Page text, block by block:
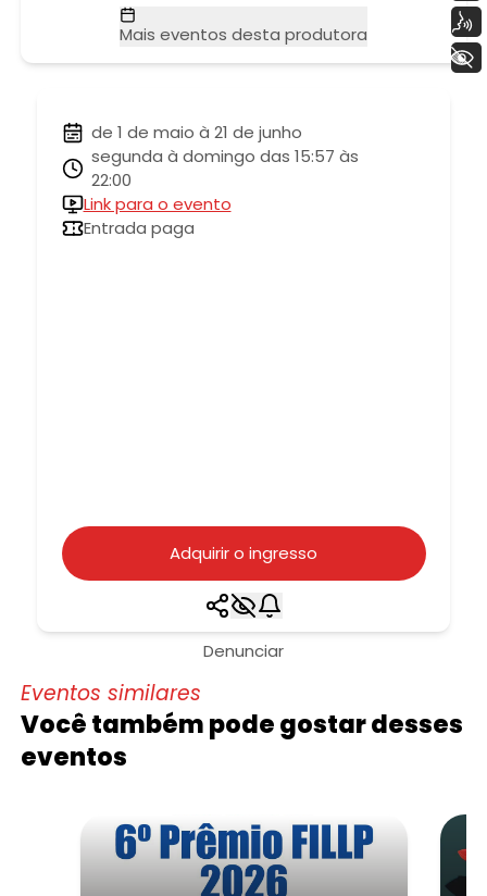
Mais eventos desta produtora
de 1 de maio à 21 de junho
segunda à domingo das 15:57 às
22:00
Link para o evento
Entrada paga
Adquirir o ingresso
Denunciar
Eventos similares
Você também pode gostar desses
eventos
+ Acessibilidade